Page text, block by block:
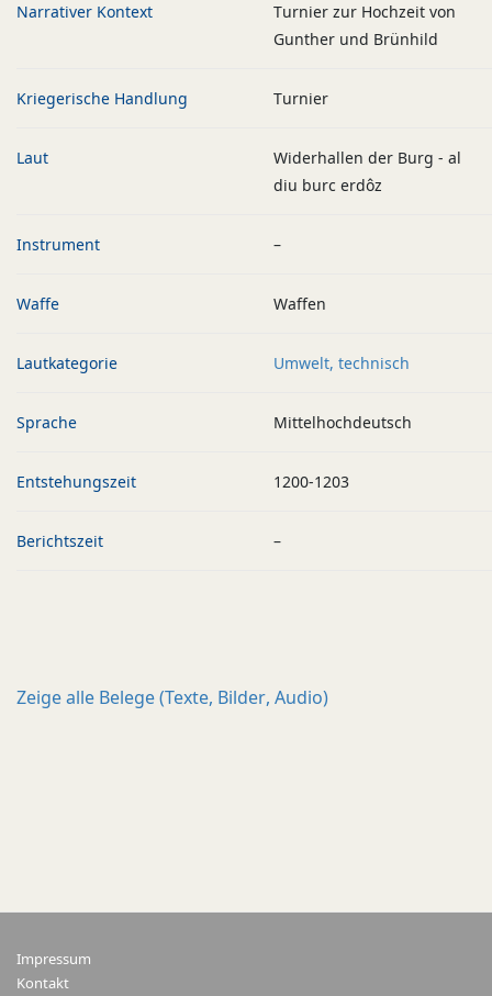
Narrativer Kontext
Turnier zur Hochzeit von
Gunther und Brünhild
Kriegerische Handlung Turnier
Laut
Widerhallen der Burg - al
diu burc erdôz
Instrument –
Waffe Waffen
Lautkategorie Umwelt, technisch
Sprache Mittelhochdeutsch
Entstehungszeit 1200-1203
Berichtszeit –
Zeige alle Belege (Texte, Bilder, Audio)
Impressum
Kontakt